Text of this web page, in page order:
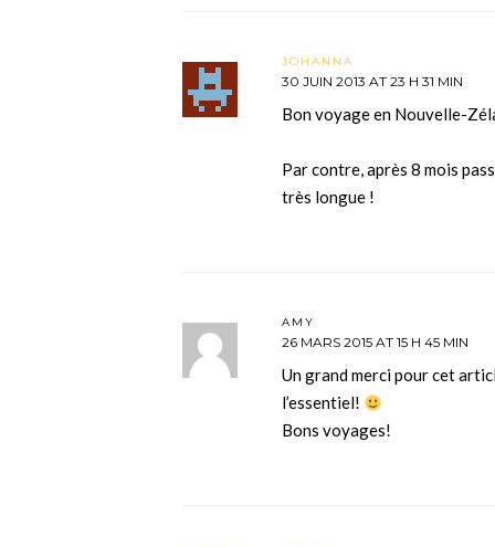
JOHANNA
30 JUIN 2013 AT 23 H 31 MIN
Bon voyage en Nouvelle-
Par contre, après 8 mois
très longue !
AMY
26 MARS 2015 AT 15 H 45 MIN
Un grand merci pour cet
l’essentiel!
Bons voyages!